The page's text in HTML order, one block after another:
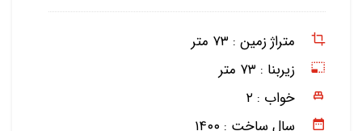
متراژ زمین : ۷۳ متر
زیربنا : ۷۳ متر
خواب : ۲
سال ساخت : ۱۴۰۰